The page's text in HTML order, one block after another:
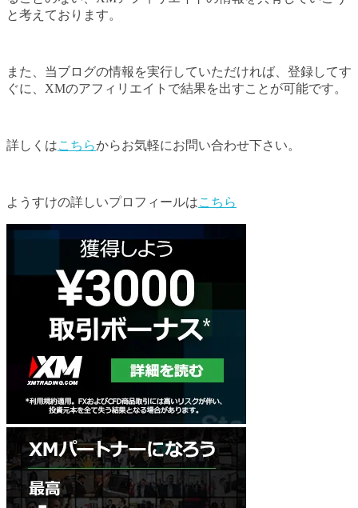
と考えております。
また、当ブログの情報を実行していただければ、登録してす
ぐに、XMのアフィリエイトで結果を出すことが可能です。
詳しくはこちらからお気軽にお問い合わせ下さい。
ようすけの詳しいプロフィールはこちら